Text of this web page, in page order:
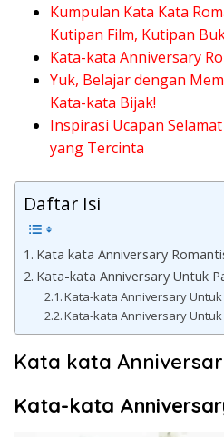
Kumpulan Kata Kata
Kutipan Film, Kutipan
Kata-kata Anniversary
Yuk, Belajar dengan
Kata-kata Bijak!
Inspirasi Ucapan
yang Tercinta
Daftar Isi
Kata kata Anniversary
Kata-kata Anniversary Untuk
Kata-kata Anniversary Untuk
Kata-kata Anniversary Untuk
Kata kata
Kata-kata